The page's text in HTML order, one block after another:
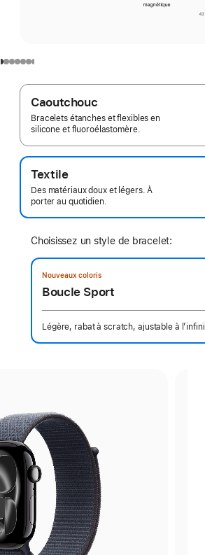
Caoutchouc
Bracelets étanches et flexibles en
silicone et fluoroélastomère.
Textile
Des matériaux doux et légers. À
porter au quotidien.
Choisissez un style de bracelet:
Nouveaux coloris
Boucle Sport
Légère, rabat à scratch, ajustable à l’infini